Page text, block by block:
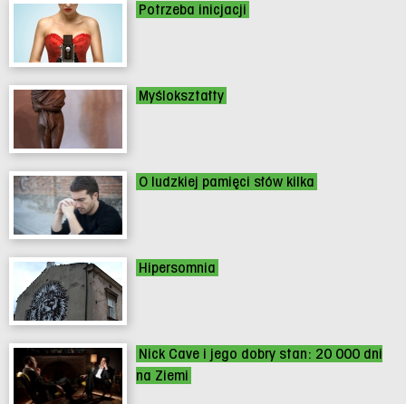
Potrzeba inicjacji
Myślokształty
O ludzkiej pamięci słów kilka
Hipersomnia
Nick Cave i jego dobry stan: 20 000 dni
na Ziemi